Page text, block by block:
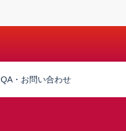
QA・お問い合わせ